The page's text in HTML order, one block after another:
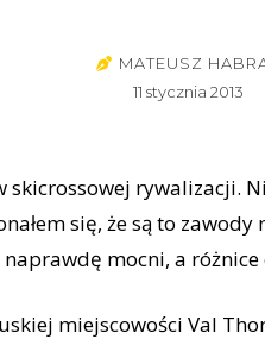
MATEUSZ
11 stycznia 2013
skicrossowej rywalizacji.
się, że są to
mocni, a
miejscowości Val